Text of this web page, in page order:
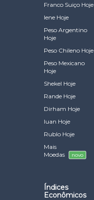
Franco Suiço Hoje
Iene Hoje
Peso Argentino
Hoje
Peso Chileno Hoje
Peso Mexicano
Hoje
Shekel Hoje
Rande Hoje
Dirham Hoje
Iuan Hoje
Rublo Hoje
Mais
Moedas
novo
Índices
Econômicos